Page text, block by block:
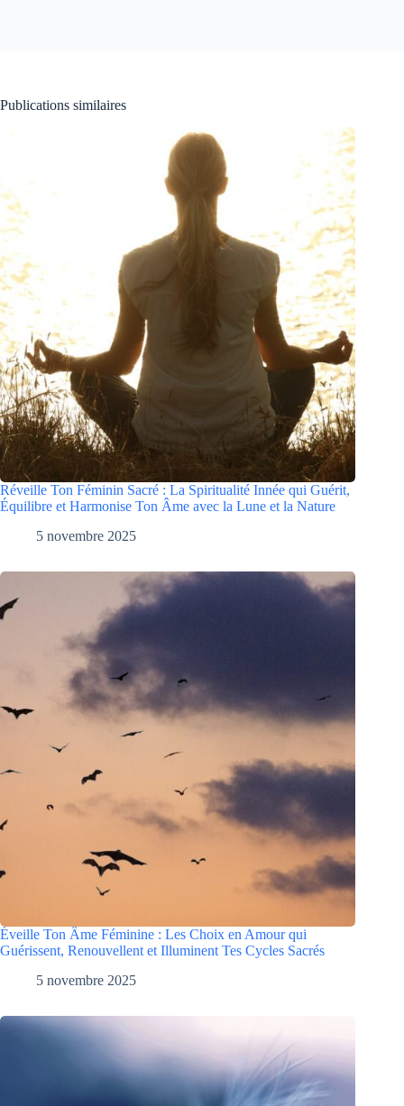
Publications similaires
Réveille Ton Féminin Sacré : La Spiritualité Innée qui Guérit,
Équilibre et Harmonise Ton Âme avec la Lune et la Nature
5 novembre 2025
Éveille Ton Âme Féminine : Les Choix en Amour qui
Guérissent, Renouvellent et Illuminent Tes Cycles Sacrés
5 novembre 2025